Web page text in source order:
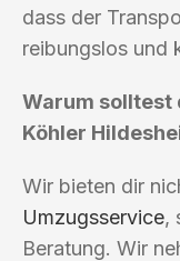
dass der
reibungslos und
Warum solltest
Köhler
Wir bieten dir
Umzugsservice,
Beratung. Wir